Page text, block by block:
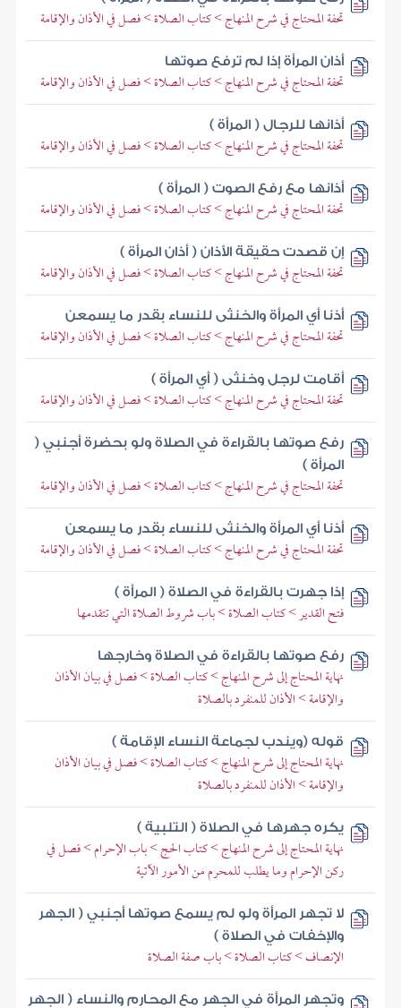
تحفة المحتاج في شرح المنهاج > كتاب الصلاة > فصل في الأذان والإقامة
أذان المرأة إذا لم ترفع صوتها
تحفة المحتاج في شرح المنهاج > كتاب الصلاة > فصل في الأذان والإقامة
أذانها للرجال ( المرأة )
تحفة المحتاج في شرح المنهاج > كتاب الصلاة > فصل في الأذان والإقامة
أذانها مع رفع الصوت ( المرأة )
تحفة المحتاج في شرح المنهاج > كتاب الصلاة > فصل في الأذان والإقامة
إن قصدت حقيقة الأذان ( أذان المرأة )
تحفة المحتاج في شرح المنهاج > كتاب الصلاة > فصل في الأذان والإقامة
أذنا أي المرأة والخنثى للنساء بقدر ما يسمعن
تحفة المحتاج في شرح المنهاج > كتاب الصلاة > فصل في الأذان والإقامة
أقامت لرجل وخنثى ( أي المرأة )
تحفة المحتاج في شرح المنهاج > كتاب الصلاة > فصل في الأذان والإقامة
رفع صوتها بالقراءة في الصلاة ولو بحضرة أجنبي (
المرأة )
تحفة المحتاج في شرح المنهاج > كتاب الصلاة > فصل في الأذان والإقامة
أذنا أي المرأة والخنثى للنساء بقدر ما يسمعن
تحفة المحتاج في شرح المنهاج > كتاب الصلاة > فصل في الأذان والإقامة
إذا جهرت بالقراءة في الصلاة ( المرأة )
فتح القدير > كتاب الصلاة > باب شروط الصلاة التي تتقدمها
رفع صوتها بالقراءة في الصلاة وخارجها
نهاية المحتاج إلى شرح المنهاج > كتاب الصلاة > فصل في بيان الأذان
والإقامة > الأذان للمنفرد بالصلاة
قوله (ويندب لجماعة النساء الإقامة )
نهاية المحتاج إلى شرح المنهاج > كتاب الصلاة > فصل في بيان الأذان
والإقامة > الأذان للمنفرد بالصلاة
يكره جهرها في الصلاة ( التلبية )
نهاية المحتاج إلى شرح المنهاج > كتاب الحج > باب الإحرام > فصل في
ركن الإحرام وما يطلب للمحرم من الأمور الآتية
لا تجهر المرأة ولو لم يسمع صوتها أجنبي ( الجهر
والإخفات في الصلاة )
الإنصاف > كتاب الصلاة > باب صفة الصلاة
وتجهر المرأة في الجهر مع المحارم والنساء ( الجهر